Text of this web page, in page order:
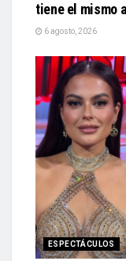
tiene el mismo
6 agosto, 2026
ESPECTÁCULOS